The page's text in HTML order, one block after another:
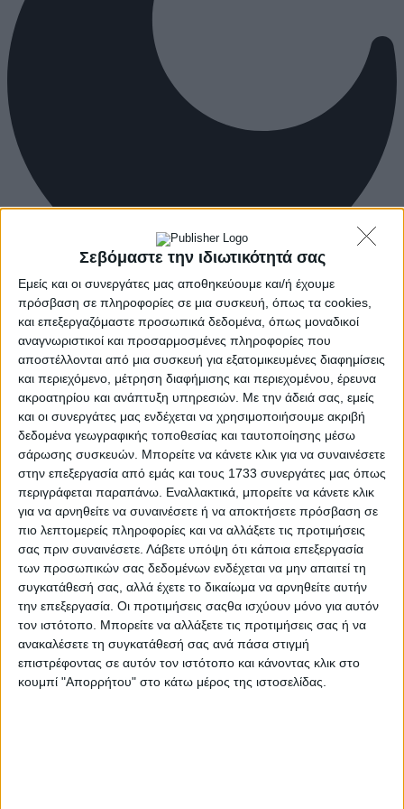
Σεβόμαστε την ιδιωτικότητά σας
Εμείς και οι συνεργάτες μας αποθηκεύουμε και/ή έχουμε
πρόσβαση σε πληροφορίες σε μια συσκευή, όπως τα cookies,
και επεξεργαζόμαστε προσωπικά δεδομένα, όπως μοναδικοί
αναγνωριστικοί και προσαρμοσμένες πληροφορίες που
αποστέλλονται από μια συσκευή για εξατομικευμένες διαφημίσεις
και περιεχόμενο, μέτρηση διαφήμισης και περιεχομένου, έρευνα
ακροατηρίου και ανάπτυξη υπηρεσιών. Με την άδειά σας, εμείς
και οι συνεργάτες μας ενδέχεται να χρησιμοποιήσουμε ακριβή
δεδομένα γεωγραφικής τοποθεσίας και ταυτοποίησης μέσω
σάρωσης συσκευών. Μπορείτε να κάνετε κλικ για να συναινέσετε
στην επεξεργασία από εμάς και τους 1733 συνεργάτες μας όπως
περιγράφεται παραπάνω. Εναλλακτικά, μπορείτε να κάνετε κλικ
για να αρνηθείτε να συναινέσετε ή να αποκτήσετε πρόσβαση σε
πιο λεπτομερείς πληροφορίες και να αλλάξετε τις προτιμήσεις
σας πριν συναινέσετε. Λάβετε υπόψη ότι κάποια επεξεργασία
των προσωπικών σας δεδομένων ενδέχεται να μην απαιτεί τη
συγκατάθεσή σας, αλλά έχετε το δικαίωμα να αρνηθείτε αυτήν
την επεξεργασία. Οι προτιμήσεις σαςθα ισχύουν μόνο για αυτόν
τον ιστότοπο. Μπορείτε να αλλάξετε τις προτιμήσεις σας ή να
ανακαλέσετε τη συγκατάθεσή σας ανά πάσα στιγμή
επιστρέφοντας σε αυτόν τον ιστότοπο και κάνοντας κλικ στο
κουμπί "Απορρήτου" στο κάτω μέρος της ιστοσελίδας.